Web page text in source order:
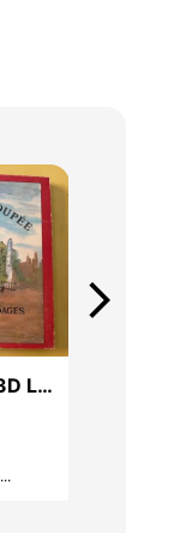
LA
arrow_forward_ios